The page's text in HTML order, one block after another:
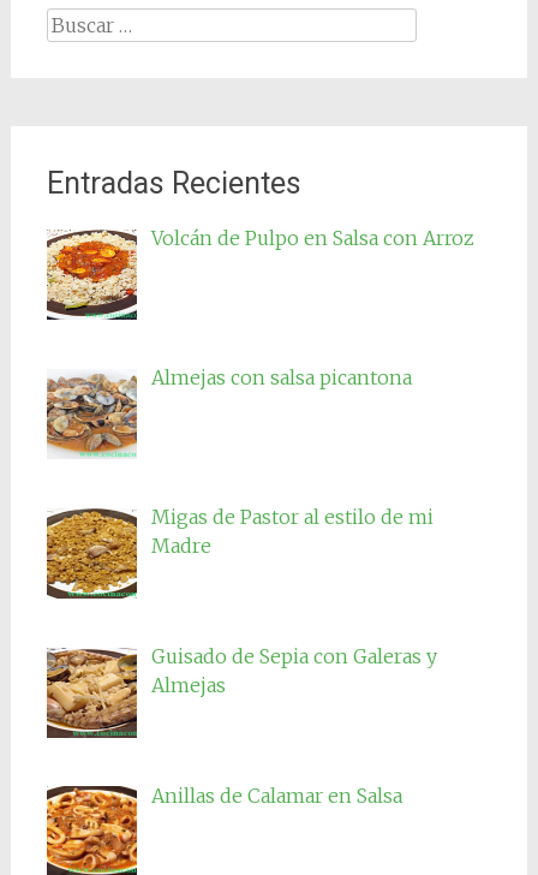
Buscar:
Entradas Recientes
Volcán de Pulpo en Salsa con Arroz
Almejas con salsa picantona
Migas de Pastor al estilo de mi
Madre
Guisado de Sepia con Galeras y
Almejas
Anillas de Calamar en Salsa